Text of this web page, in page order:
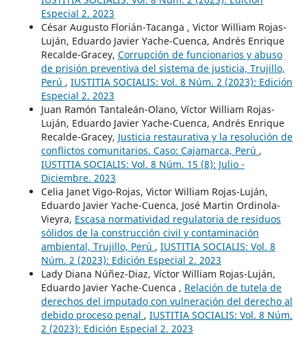
Especial 2. 2023
César Augusto Florián-Tacanga , Victor William Rojas-
Luján, Eduardo Javier Yache-Cuenca, Andrés Enrique
Recalde-Gracey, Corrupción de funcionarios y abuso
de prisión preventiva del sistema de justicia, Trujillo,
Perú , IUSTITIA SOCIALIS: Vol. 8 Núm. 2 (2023): Edición
Especial 2. 2023
Juan Ramón Tantaleán-Olano, Víctor William Rojas-
Luján, Eduardo Javier Yache-Cuenca, Andrés Enrique
Recalde-Gracey, Justicia restaurativa y la resolución de
conflictos comunitarios. Caso: Cajamarca, Perú ,
IUSTITIA SOCIALIS: Vol. 8 Núm. 15 (8): Julio -
Diciembre. 2023
Celia Janet Vigo-Rojas, Victor William Rojas-Luján,
Eduardo Javier Yache-Cuenca, José Martin Ordinola-
Vieyra, Escasa normatividad regulatoria de residuos
sólidos de la construcción civil y contaminación
ambiental, Trujillo, Perú , IUSTITIA SOCIALIS: Vol. 8
Núm. 2 (2023): Edición Especial 2. 2023
Lady Diana Núñez-Diaz, Víctor William Rojas-Luján,
Eduardo Javier Yache-Cuenca , Relación de tutela de
derechos del imputado con vulneración del derecho al
debido proceso penal , IUSTITIA SOCIALIS: Vol. 8 Núm.
2 (2023): Edición Especial 2. 2023